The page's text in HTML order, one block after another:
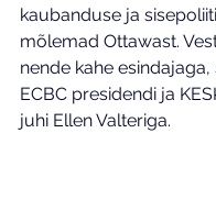
kaubanduse ja
mõlemad Ottawast.
nende kahe
ECBC presidendi ja
juhi Ellen Valteriga.